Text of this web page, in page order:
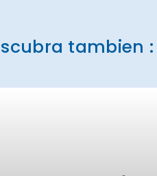
tambien :